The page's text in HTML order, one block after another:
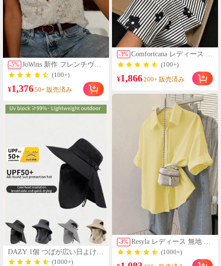
-5% JoWins 新作 フレンチヴィ
ンテージ エレガント 半袖
Vネック ゆったりスリム
見え クロシェ編み 透かし
レース ブラウス レディー
ス トップス デイリー通勤
夏 ホワイト
(100+)
¥1,37650+ 販売済み
DAZY 1個 つばが広い日よけ帽
子、サマーアウトドアハイキ
(1000+)
-3% Comfortcana レディース カ
ジュアルパンツ 2点セッ
ト、花柄ストライプ ズボ
ン、レディース 夏服
(100+)
¥1,866200+ 販売済み
-3% Resyla レディース 無地 カ
フスデザイン シングルブ
レスト カジュアルシャツ
(1000+)